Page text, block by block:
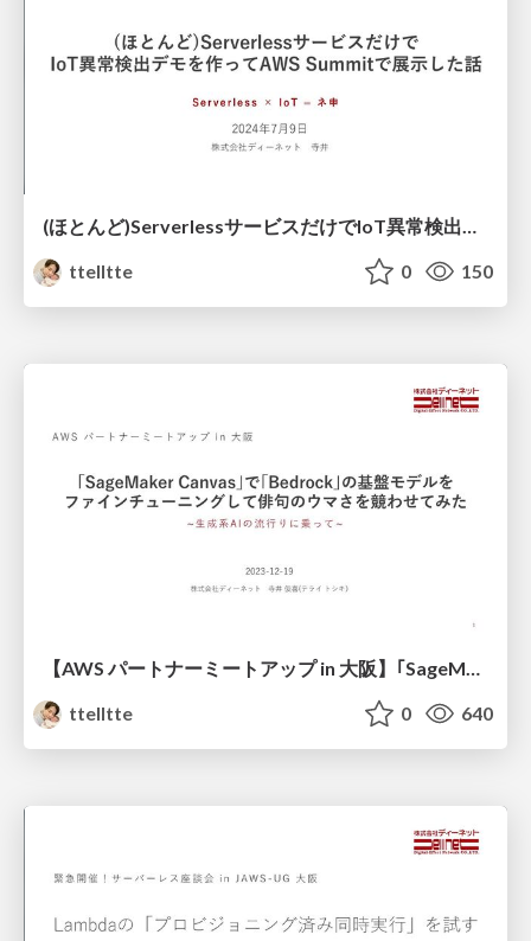
(ほとんど)ServerlessサービスだけでIoT異常検出デモを作ってAWS Summitで展示した話
ttelltte
0 150
ttelltte
0 640